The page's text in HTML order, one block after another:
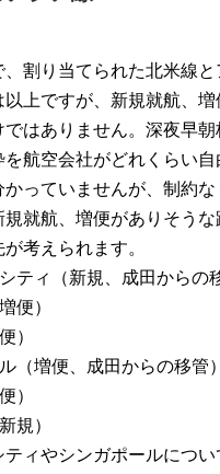
、割り当てられた北米線
上ですが、新規就航、
はありません。深夜早朝
航空会社がどれくらい
っていませんが、制約
規就航、増便がありそう
考えられます。
ティ（新規、成田からの
便）
）
（増便、成田からの移管）
）
規）
ティやシンガポールにつ